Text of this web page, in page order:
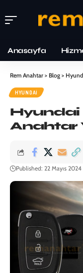
Anasayfa
Rem Anahtar > Blog >
HYUNDAI
Hyundai
Anahtar
Published: 22 Mayıs 2024